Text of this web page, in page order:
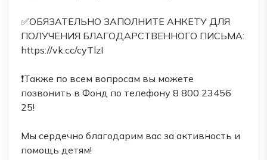
✅ОБЯЗАТЕЛЬНО ЗАПОЛНИТЕ АНКЕТУ ДЛЯ
ПОЛУЧЕНИЯ БЛАГОДАРСТВЕННОГО ПИСЬМА:
https://vk.cc/cyTlzI
❗Также по всем вопросам вы можете
позвонить в Фонд по телефону 8 800 23456
25!
Мы сердечно благодарим вас за активность и
помощь детям!